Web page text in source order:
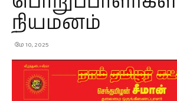
நியமனம்
மே 10, 2025